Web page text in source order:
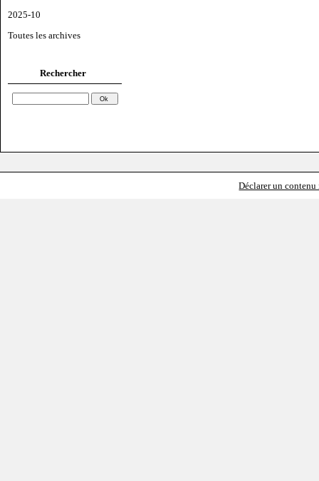
2025-10
Toutes les archives
Rechercher
Déclarer un